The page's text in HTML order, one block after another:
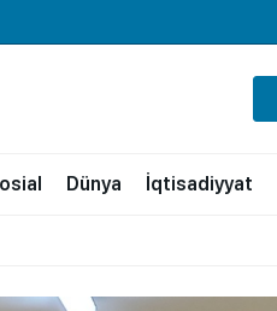
Dünya İqtisadiyyat